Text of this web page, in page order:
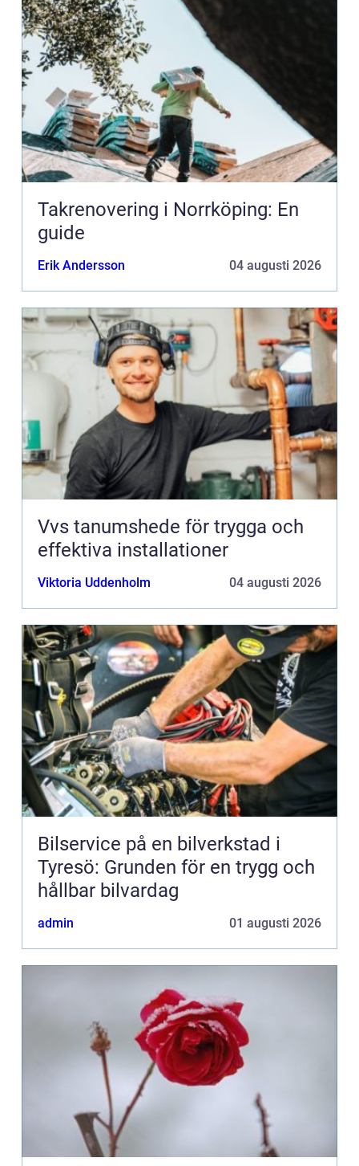
Takrenovering i Norrköping: En
guide
Erik Andersson 04 augusti 2026
Vvs tanumshede för trygga och
effektiva installationer
Viktoria Uddenholm 04 augusti 2026
Bilservice på en bilverkstad i
Tyresö: Grunden för en trygg och
hållbar bilvardag
admin 01 augusti 2026